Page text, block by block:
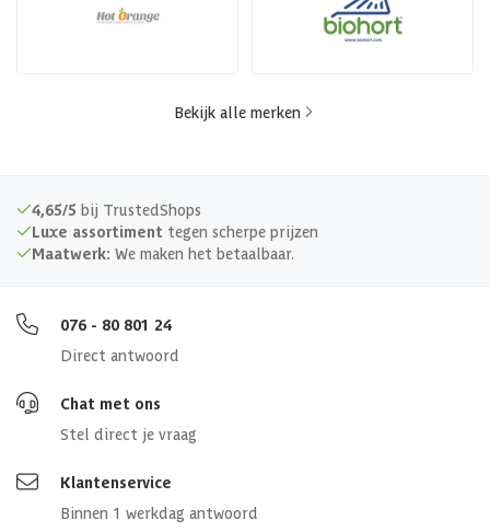
Bekijk alle merken
4,65/5 bij TrustedShops
Luxe assortiment tegen scherpe prijzen
Maatwerk: We maken het betaalbaar.
076 - 80 801 24
Direct antwoord
Chat met ons
Stel direct je vraag
Klantenservice
Binnen 1 werkdag antwoord